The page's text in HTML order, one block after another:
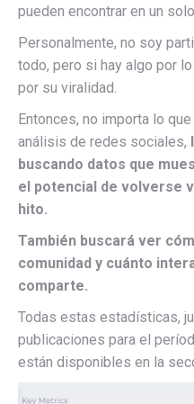
pueden encontrar en un
Personalmente, no soy
todo, pero si hay algo por
por su viralidad.
Entonces, no importa lo
análisis de redes sociales,
buscando datos que
el potencial de volverse
hito.
También buscará ver
comunidad y cuánto
comparte.
Todas estas estadísticas,
publicaciones para el
están disponibles en la